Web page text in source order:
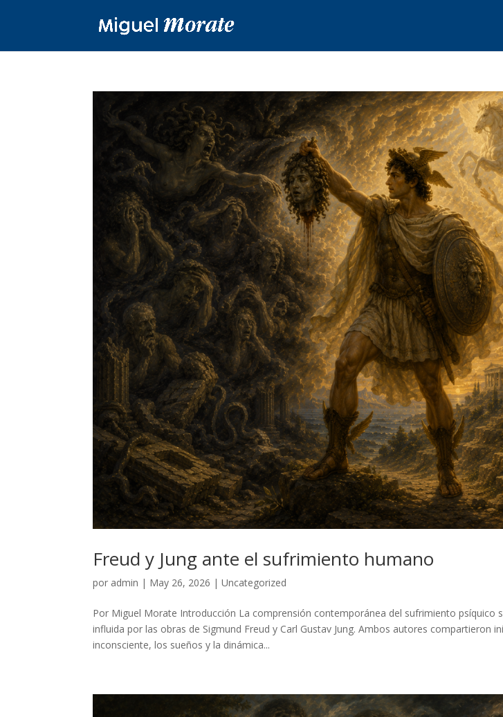
Freud y Jung ante el sufrimiento humano
por admin | May 26, 2026 |Uncategorized
Por Miguel Morate Introducción La comprensión contemporánea del sufrimiento psíquico
influida por las obras de Sigmund Freud y Carl Gustav Jung. Ambos autores compartieron
inconsciente, los sueños y la dinámica...